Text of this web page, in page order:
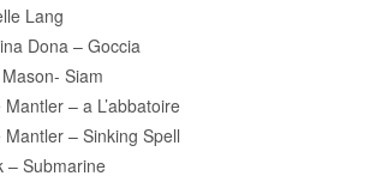
Lang
Dona – Goccia
Siam
– a L’abbatoire
Mantler – Sinking Spell
– Submarine